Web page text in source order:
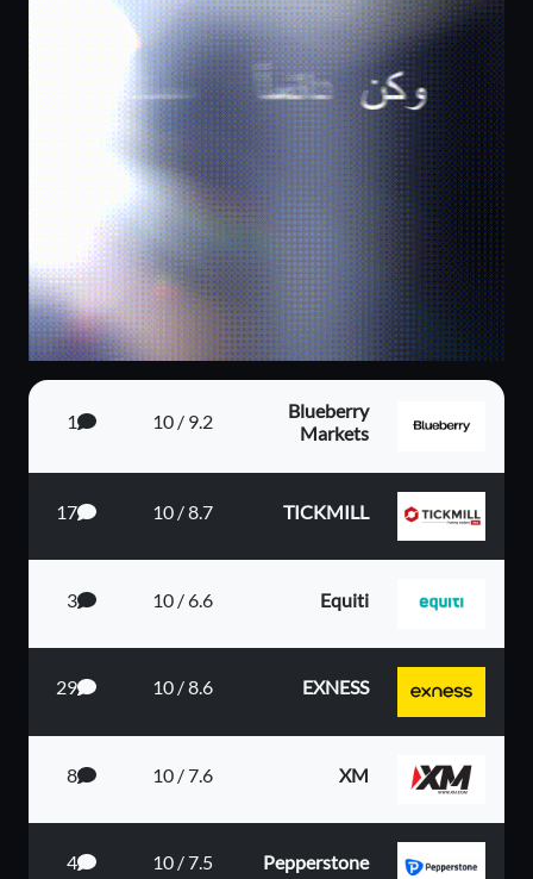
Blueberry
Markets
9.2 / 10
1
TICKMILL
8.7 / 10
17
Equiti
6.6 / 10
3
EXNESS
8.6 / 10
29
XM
7.6 / 10
8
Pepperstone
7.5 / 10
4